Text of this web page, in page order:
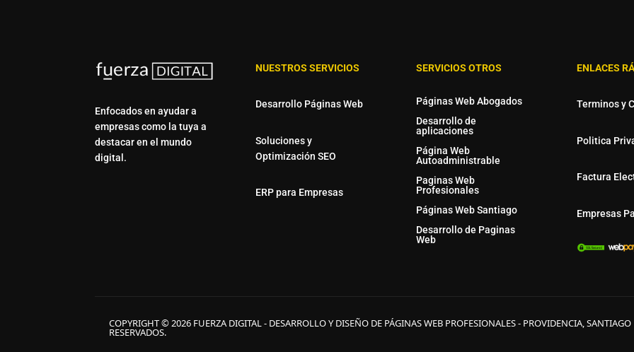
Enfocados en ayudar a
empresas como la tuya a
destacar en el mundo
digital.
NUESTROS SERVICIOS
Desarrollo Páginas Web
Soluciones y
Optimización SEO
ERP para Empresas
SERVICIOS OTROS
Páginas Web Abogados
Desarrollo de
aplicaciones
Página Web
Autoadministrable
Paginas Web
Profesionales
Páginas Web Santiago
Desarrollo de Paginas
Web
ENLACES
Terminos y
Politica
Factura
Empresas
COPYRIGHT © 2026 FUERZA DIGITAL - DESARROLLO Y DISEÑO DE PÁGINAS WEB PROFESIONALES - PROVIDENCIA,
RESERVADOS.